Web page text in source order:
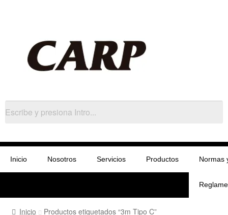
Inicio Nosotros Servicios Productos Normas
Inicio Productos etiquetados “3m Tipo C”